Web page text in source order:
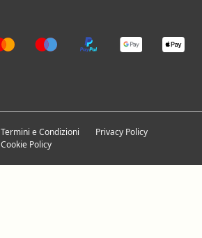
Termini e Condizioni
Privacy Policy
Cookie Policy